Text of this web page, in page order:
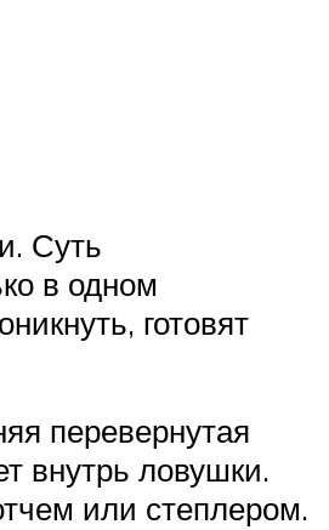
Суть
в одном
готовят
перевернутая
внутрь ловушки.
или степлером.